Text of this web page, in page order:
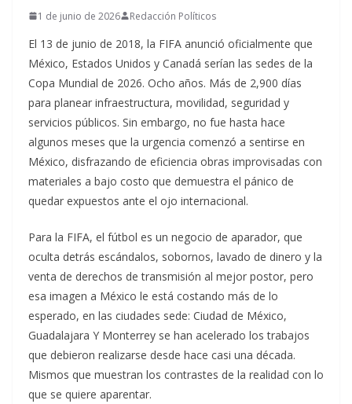
1 de junio de 2026 Redacción Políticos
El 13 de junio de 2018, la FIFA anunció oficialmente que
México, Estados Unidos y Canadá serían las sedes de la
Copa Mundial de 2026. Ocho años. Más de 2,900 días
para planear infraestructura, movilidad, seguridad y
servicios públicos. Sin embargo, no fue hasta hace
algunos meses que la urgencia comenzó a sentirse en
México, disfrazando de eficiencia obras improvisadas con
materiales a bajo costo que demuestra el pánico de
quedar expuestos ante el ojo internacional.
Para la FIFA, el fútbol es un negocio de aparador, que
oculta detrás escándalos, sobornos, lavado de dinero y la
venta de derechos de transmisión al mejor postor, pero
esa imagen a México le está costando más de lo
esperado, en las ciudades sede: Ciudad de México,
Guadalajara Y Monterrey se han acelerado los trabajos
que debieron realizarse desde hace casi una década.
Mismos que muestran los contrastes de la realidad con lo
que se quiere aparentar.